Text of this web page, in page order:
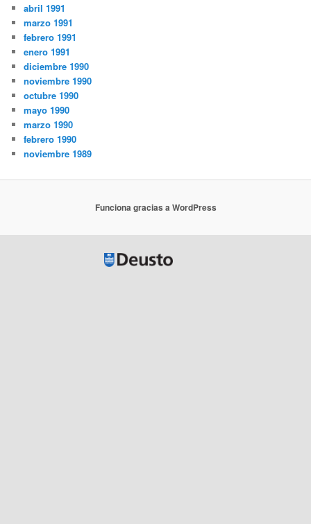
abril 1991
marzo 1991
febrero 1991
enero 1991
diciembre 1990
noviembre 1990
octubre 1990
mayo 1990
marzo 1990
febrero 1990
noviembre 1989
Funciona gracias a WordPress